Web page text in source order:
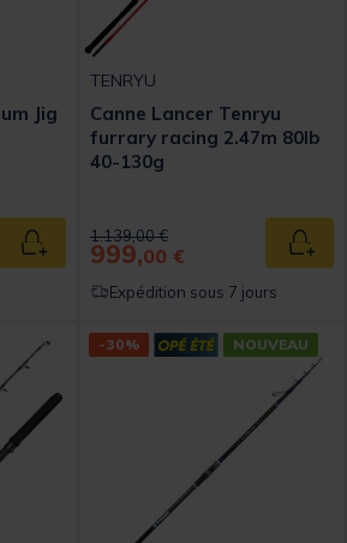
Jig
Ajouter au panier
TENRYU
Canne Lancer Tenryu
furrary racing 2.47m 80lb
40-130g
Price reduced from
1.139,00 €to
999,00 €
Expédition sous 7 jours
-30% NOUVEAU